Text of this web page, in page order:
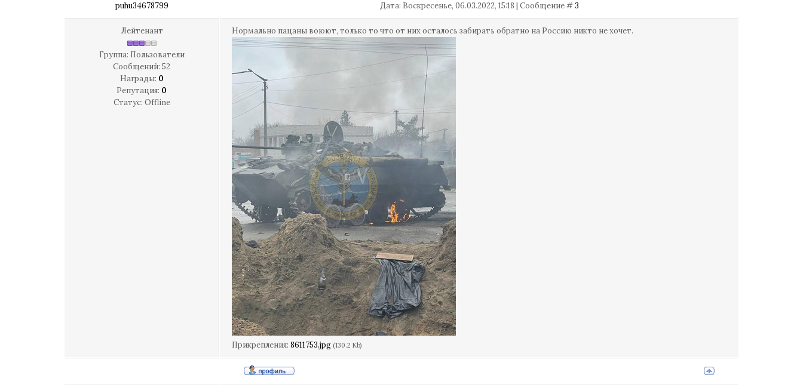
puhu34678799 Дата: Воскресенье, 06.03.2022, 15:18 | Сообщение #3
Лейтенант
Группа: Пользователи
Сообщений: 52
Награды: 0
Репутация: 0
Статус: Offline
Нормально пацаны воюют, только то что от них осталось забирать обратно на Россию никто не хочет.
Прикрепления: 8611753.jpg (130.2 Kb)